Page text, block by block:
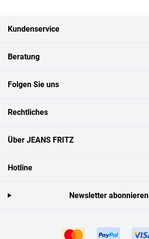
Kundenservice
Beratung
Folgen Sie uns
Rechtliches
Über JEANS FRITZ
Hotline
Newsletter abonnieren